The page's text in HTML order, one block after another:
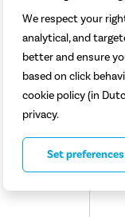
We respect your
analytical, and
better and ensure
based on click
cookie policy (in
privacy.
Set preferences